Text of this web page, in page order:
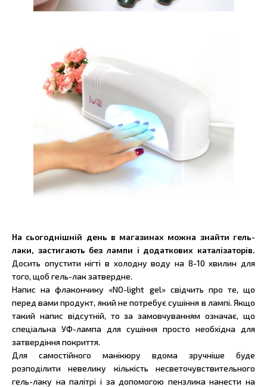
На сьогоднішній день в магазинах можна знайти гель-
лаки, застигають без лампи і додаткових каталізаторів.
Досить опустити нігті в холодну воду на 8-10 хвилин для
того, щоб гель-лак затвердне.
Напис на флакончику «NO-light gel» свідчить про те, що
перед вами продукт, який не потребує сушіння в лампі. Якщо
такий напис відсутній, то за замовчуванням означає, що
спеціальна УФ-лампа для сушіння просто необхідна для
затвердіння покриття.
Для самостійного манікюру вдома зручніше буде
розподілити невелику кількість несветочувствительного
гель-лаку на палітрі і за допомогою пензлика нанести на